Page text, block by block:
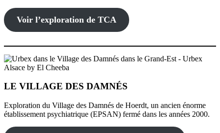
Voir l’exploration de TCA
LE VILLAGE DES DAMNÉS
Exploration du Village des Damnés de Hoerdt, un ancien énorme
établissement psychiatrique (EPSAN) fermé dans les années 2000.